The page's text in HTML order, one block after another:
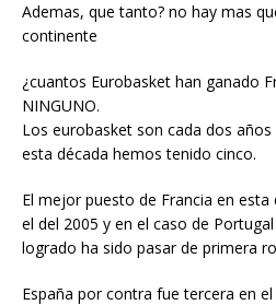
Ademas, que tanto? no hay mas
continente
¿cuantos Eurobasket han ganado
NINGUNO.
Los eurobasket son cada dos
esta década hemos tenido cinco.
El mejor puesto de Francia en
el del 2005 y en el caso de
logrado ha sido pasar de primera
España por contra fue tercera en